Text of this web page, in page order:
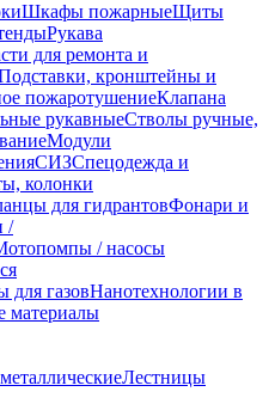
Шкафы пожарныеЩиты
Рукава
для ремонта и
кронштейны и
пожаротушениеКлапана
рукавныеСтволы ручные,
Модули
СИЗСпецодежда и
колонки
для гидрантовФонари и
/
/ насосы
для газовНанотехнологии в
материалы
Лестницы